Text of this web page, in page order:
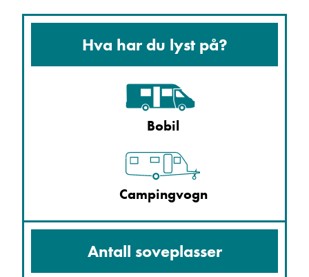
Hva har du lyst på?
Bobil
Campingvogn
Antall soveplasser